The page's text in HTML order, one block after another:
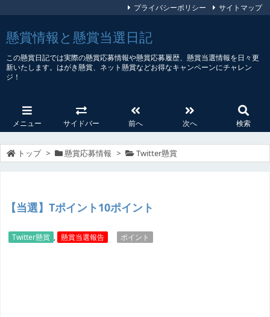
懸賞情報と懸賞当選日記
この懸賞日記では実際の懸賞応募情報や懸賞応募履歴、懸賞当選情報を日々更
新いたします。はがき懸賞、ネット懸賞などお得なキャンペーンにチャレン
ジ！
メニュー サイドバー 前へ 次へ 検索
プライバシーポリシー サイトマップ
トップ > 懸賞応募情報 > Twitter懸賞
【当選】Tポイント10ポイント
Twitter懸賞 , 懸賞当選報告 ポイント